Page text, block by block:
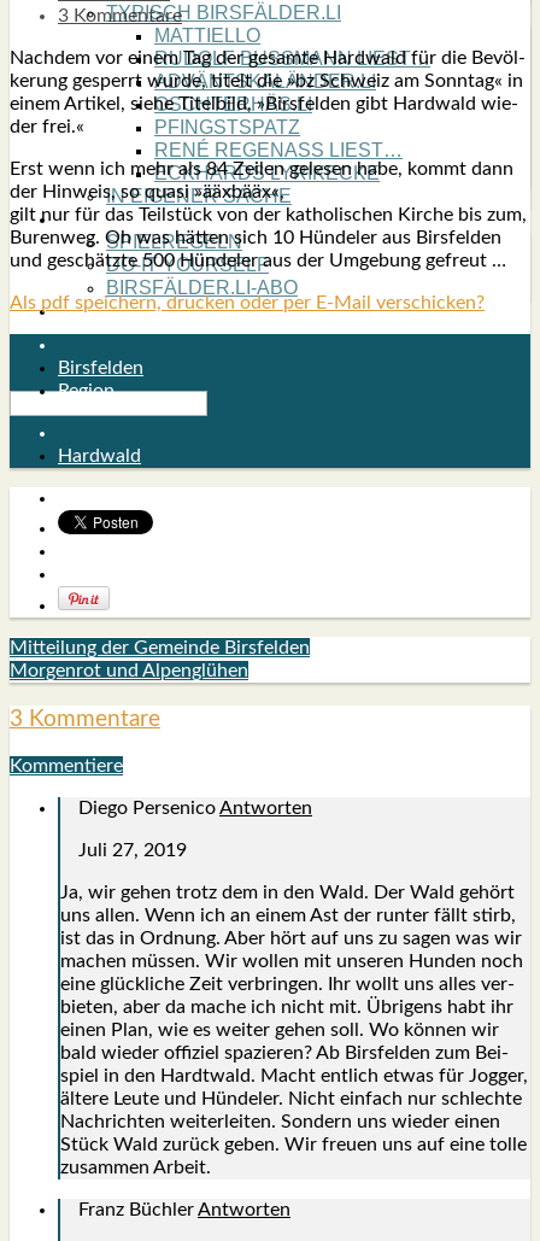
TYPISCH BIRSFÄLDER.LI
MATTIELLO
RUDOLF BUSS­MANN LIEST…
ADVÄNTSKALÄNDER.LI
OSCHTERHÄS.LI
PFINGST­SPATZ
RENÉ REGEN­ASS LIEST…
ECK­HARDS LYRIK­ECKE
IN EIGE­NER SACHE
SO GOOT’S
SPIEL­RE­GELN
DO-IT-YOUR­S­ELF
BIRSFÄLDER.LI-ABO
SHOUT­BOX
3 Kommentare
Nach­dem vor einem Tag der gesam­te Hard­wald für die Bevöl­
ke­rung gesperrt wur­de, titelt die »bz Schweiz am Sonn­tag« in
einem Arti­kel, sie­he Titel­bild, »Birs­fel­den gibt Hard­wald wie­
der frei.«
Erst wenn ich mehr als 84 Zei­len gele­sen habe, kommt dann
der Hin­weis, so qua­si »ääx­bä­äx«,
gilt nur für das Teil­stück von der katho­li­schen Kir­che bis zum,
Buren­weg. Oh was hät­ten sich 10 Hün­de­ler aus Birs­fel­den
und geschätz­te 500 Hün­de­ler aus der Umge­bung gefreut …
Als pdf speichern, drucken oder per E-Mail verschicken?
Birsfelden
Region
Hardwald
Mitteilung der Gemeinde Birsfelden
Morgenrot und Alpenglühen
3 Kommentare
Kommentiere
Diego PersenicoAntworten
Juli 27, 2019
Ja, wir gehen trotz dem in den Wald. Der Wald gehört
uns allen. Wenn ich an einem Ast der run­ter fällt stirb,
ist das in Ord­nung. Aber hört auf uns zu sagen was wir
machen müs­sen. Wir wol­len mit unse­ren Hun­den noch
eine glück­li­che Zeit ver­brin­gen. Ihr wollt uns alles ver­
bie­ten, aber da mache ich nicht mit. Übri­gens habt ihr
einen Plan, wie es wei­ter gehen soll. Wo kön­nen wir
bald wie­der offi­ziel spa­zie­ren? Ab Birs­fel­den zum Bei­
spiel in den Hardt­wald. Macht ent­lich etwas für Jog­ger,
älte­re Leu­te und Hün­de­ler. Nicht ein­fach nur schlech­te
Nach­rich­ten wei­ter­lei­ten. Son­dern uns wie­der einen
Stück Wald zurück geben. Wir freu­en uns auf eine tol­le
zusam­men Arbeit.
Franz BüchlerAntworten